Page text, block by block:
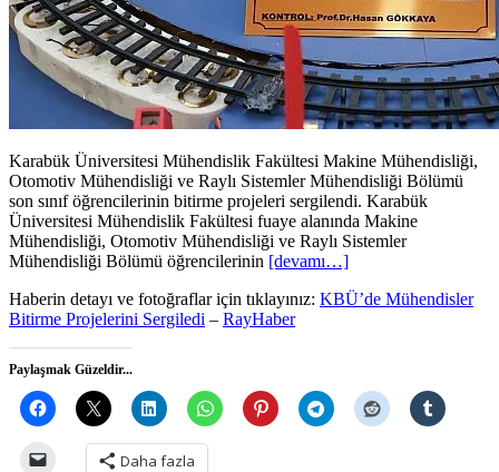
Karabük Üniversitesi Mühendislik Fakültesi Makine Mühendisliği,
Otomotiv Mühendisliği ve Raylı Sistemler Mühendisliği Bölümü
son sınıf öğrencilerinin bitirme projeleri sergilendi. Karabük
Üniversitesi Mühendislik Fakültesi fuaye alanında Makine
Mühendisliği, Otomotiv Mühendisliği ve Raylı Sistemler
Mühendisliği Bölümü öğrencilerinin [devamı…]
Haberin detayı ve fotoğraflar için tıklayınız: KBÜ’de Mühendisler
Bitirme Projelerini Sergiledi – RayHaber
Paylaşmak Güzeldir...
Daha fazla